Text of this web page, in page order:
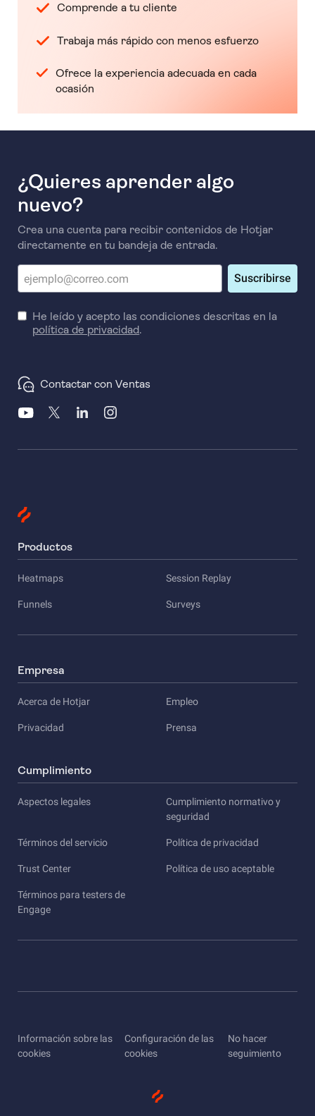
Comprende a tu cliente
Trabaja más rápido con menos esfuerzo
Ofrece la experiencia adecuada en cada
ocasión
¿Quieres aprender algo
nuevo?
Crea una cuenta para recibir contenidos de Hotjar
directamente en tu bandeja de entrada.
Suscribirse
He leído y acepto las condiciones descritas en la
política de privacidad.
Contactar con Ventas
Productos
Heatmaps Session Replay
Funnels Surveys
Empresa
Acerca de Hotjar Empleo
Privacidad Prensa
Cumplimiento
Aspectos legales
Cumplimiento normativo y
seguridad
Términos del servicio Política de privacidad
Trust Center Política de uso aceptable
Términos para testers de
Engage
Información sobre las
cookies
Configuración de las
cookies
No hacer
seguimiento